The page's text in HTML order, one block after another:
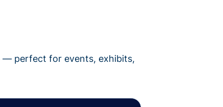
— perfect for events, exhibits,